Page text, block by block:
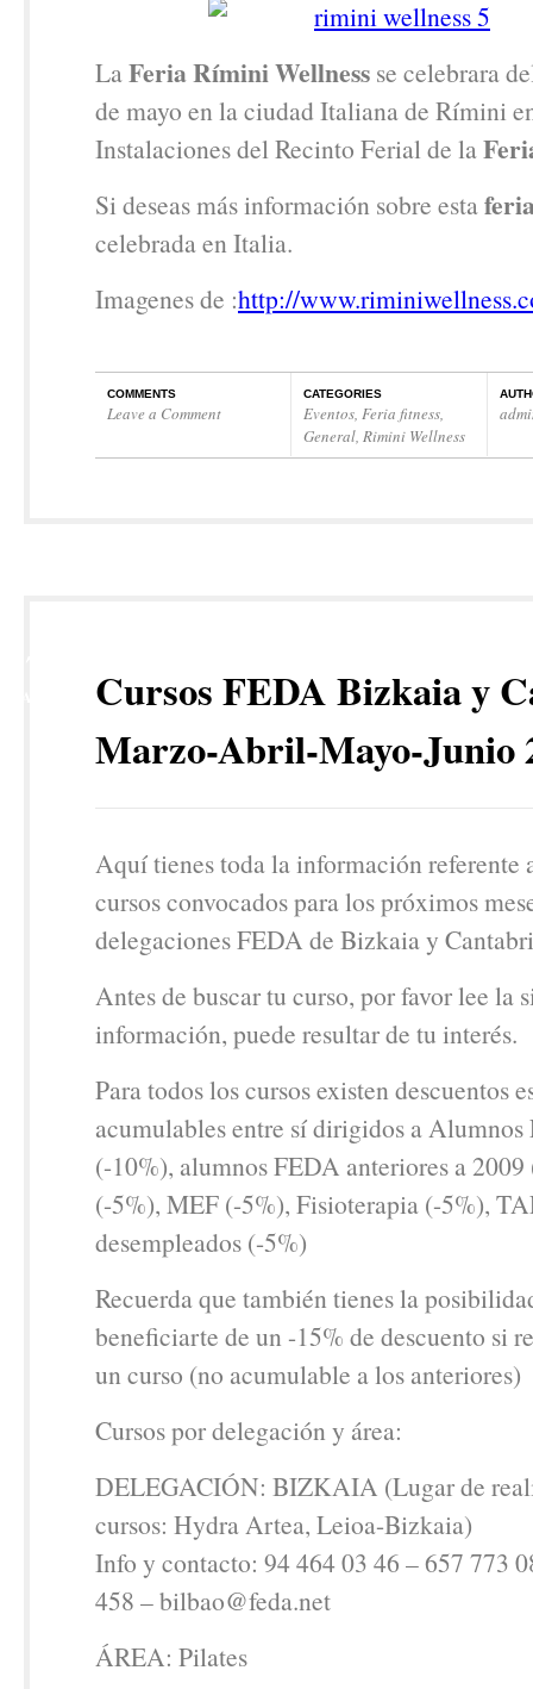
LaFeria Rímini Wellness se celebrara
de mayo en la ciudad Italiana de Rímini
Instalaciones del Recinto Ferial de la
Si deseas más información sobre esta
celebrada en Italia.
Imagenes de :http://
COMMENTS
Leave a Comment
CATEGORIES
Eventos, Feria fitness,
General, Rimini Wellness
Cursos FEDA Bizkaia y
Marzo-Abril-Mayo-Junio
Aquí tienes toda la información referente
cursos convocados para los próximos
delegaciones FEDA de Bizkaia y
Antes de buscar tu curso, por favor lee la
información, puede resultar de tu interés.
Para todos los cursos existen descuentos
acumulables entre sí dirigidos a
(-10%), alumnos FEDA anteriores a
(-5%), MEF (-5%), Fisioterapia (-5%),
desempleados (-5%)
Recuerda que también tienes la
beneficiarte de un -15% de descuento si
un curso (no acumulable a los anteriores)
Cursos por delegación y área:
DELEGACIÓN: BIZKAIA (Lugar de
cursos: Hydra Artea, Leioa-Bizkaia)
Info y contacto: 94 464 03 46 – 657 773
458 – bilbao@feda.net
ÁREA: Pilates